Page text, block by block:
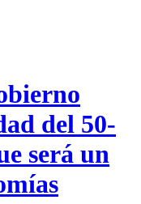
del 50-
será un